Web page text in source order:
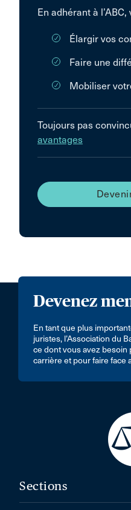
En adhérant à
Élargir vos
Faire une
Mobiliser
Toujours pas
avantages
Devenez
En tant que plus
juristes, l’Association du
ce dont vous avez
carrière et pour faire face
Sections